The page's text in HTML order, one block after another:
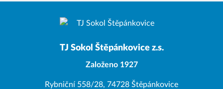
TJ Sokol Štěpánkovice z.s.
Založeno 1927
Rybniční 558/28, 74728 Štěpánkovice